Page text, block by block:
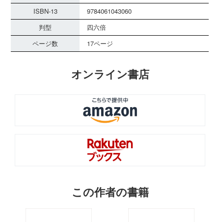
ISBN-13
9784061043060
判型
四六倍
ページ数
17ページ
オンライン書店
この作者の書籍